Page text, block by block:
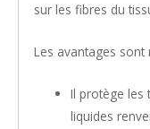
sur les fibres du
Les avantages sont
Il protège les
liquides